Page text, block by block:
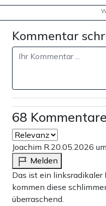
Kommentar
68 Kommentare
Joachim R. 20.05.2026
Melden
Das ist ein linksradikaler
kommen diese
überraschend.